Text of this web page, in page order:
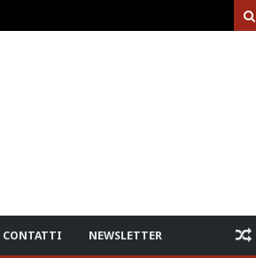
CONTATTI NEWSLETTER